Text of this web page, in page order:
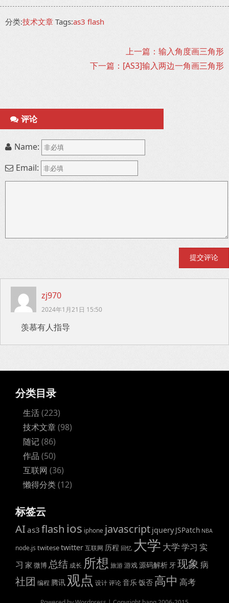
分类:技术文章 Tags:as3 flash
上一篇：输入角度画三角形
下一篇：[AS3]输入两边一角画三角形
评论
Name:
Email:
zj970
2024年1月21日 15:50
羡慕有人指导
分类目录
生活(223)
技术文章(98)
随记(86)
作品 (50)
互联网 (36)
懒得分类(12)
标签云
AIas3 flash ios iphone javascript jquery JSPatch NBA
node.js twitesetwitter互联网 历程 回忆 大学 大学学习 实
习 家 微博总结 成长 所想 旅游游戏源码解析 牙现象病
社团 编程 腾讯 观点 设计评论音乐饭否 高中 高考